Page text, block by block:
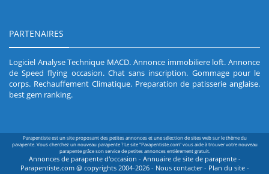
PARTENAIRES
Logiciel Analyse Technique MACD. Annonce immobiliere loft.Annonce
de Speed flying occasion. Chat sans inscription. Gommage pour le
corps. Rechauffement Climatique. Preparation de patisserie anglaise.
best gem ranking.
Parapentiste est un site proposant des petites annonces et une sélection de sites web sur le thème du
parapente. Vous cherchez un nouveau parapente ? Le site "Parapentiste.com" vous aide à trouver votre nouveau
parapente grâce son service de petites annonces entièrement gratuit.
Annonces de parapente d'occasion - Annuaire de site de parapente -
Parapentiste.com @ copyrights 2004-2026 - Nous contacter- Plan du site-